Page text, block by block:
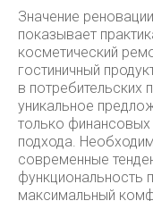
Значение
показывает
косметический
гостиничный
в потребительских
уникальное
только финансовых
подхода.
современные
функциональность
максимальный